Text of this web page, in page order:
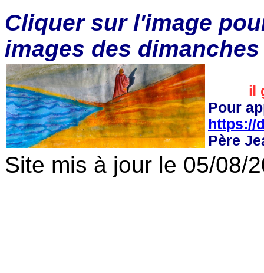
Cliquer sur l'image
images des
il
Pour
https://
Père
Site mis à jour le 05/08/